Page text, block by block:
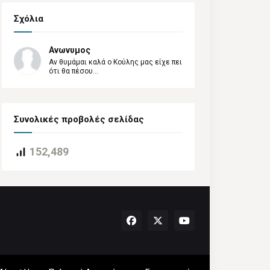
Σχόλια
Ανωνυμος
Αν θυμάμαι καλά ο Κούλης μας είχε πει
ότι θα πέσου...
Συνολικές προβολές σελίδας
152,489